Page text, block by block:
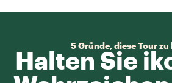
5 Gründe, diese Tour zu
Halten Sie